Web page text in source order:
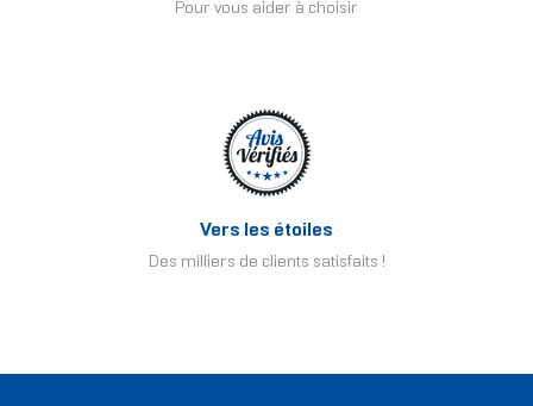
Pour vous aider à choisir
Vers les étoiles
Des milliers de clients satisfaits !